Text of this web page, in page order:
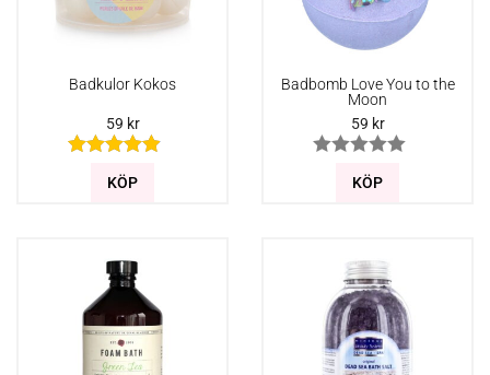
Badkulor Kokos
59 kr
KÖP
Badbomb Love You to the
Moon
59 kr
KÖP